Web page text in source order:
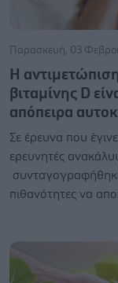
Παρασκευή, 03
Η
βιταμίνης D
απόπειρα
Σε έρευνα που
ερευνητές
πιθανότητες να